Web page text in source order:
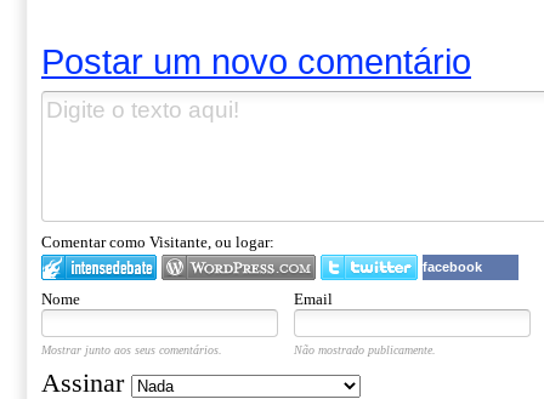
Postar um novo comentário
Comentar como Visitante, ou logar:
facebook
Nome Email
Mostrar junto aos seus comentários. Não mostrado publicamente.
Assinar